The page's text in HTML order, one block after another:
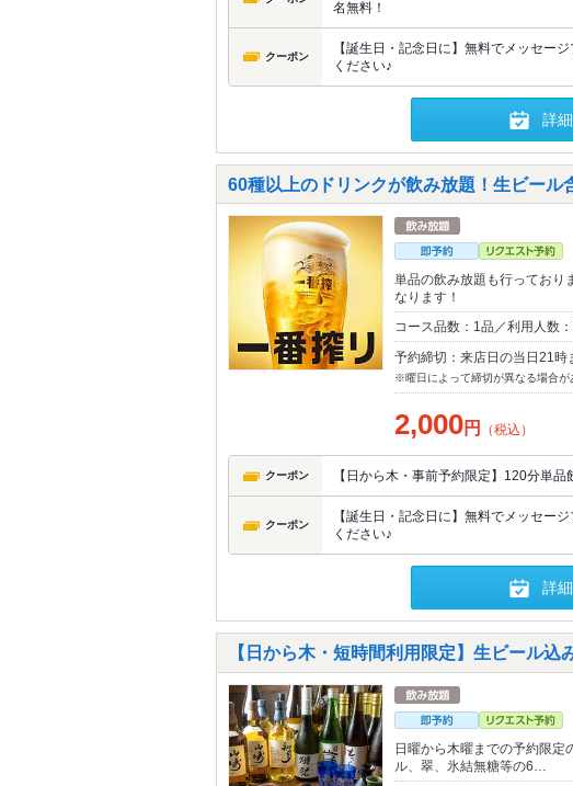
名無料！
クーポン
【誕生日・記念日に】無料でメッセー
ください♪
詳
60種以上のドリンクが飲み放題！生ビー
単品の飲み放題も行っており
なります！
コース品数：1品／利用人数
予約締切：来店日の当日21時
※曜日によって締切が異なる場合が
2,000円 （税込）
クーポン 【日から木・事前予約限定】120分単
クーポン
【誕生日・記念日に】無料でメッセー
ください♪
詳
【日から木・短時間利用限定】生ビール込
日曜から木曜までの予約限定
ル、翠、氷結無糖等の6…